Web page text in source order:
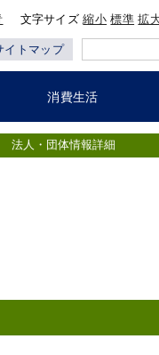
文字サイズ縮小 標準 拡
イトマップ
消費生活
法人・団体情報詳細